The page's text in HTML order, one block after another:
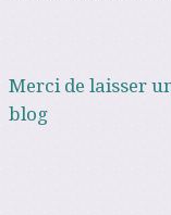
Merci de laisser
blog